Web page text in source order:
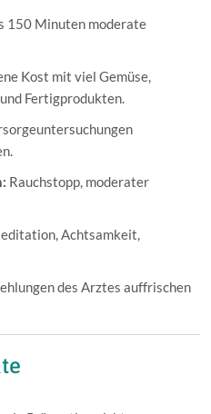
150 Minuten moderate
Kost mit viel Gemüse,
Fertigprodukten.
Rauchstopp, moderater
Achtsamkeit,
des Arztes auffrischen